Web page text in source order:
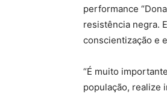
performance
resistência negra.
conscientização e
“É muito
população, realize